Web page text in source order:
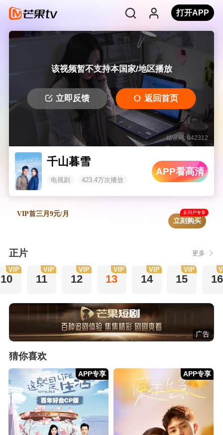
打开APP
该视频暂不支持本国家/地区播放
立即反馈 返回首页
错误码: 042312
千山暮雪
电视剧 423.4万次播放
APP看高清
VIP首三月9元/月 新用户专享
立刻购买
正片 更多
10
VIP
11
VIP
12
VIP
13
VIP
14
VIP
15
VIP
16
广告
猜你喜欢
APP专享 APP专享